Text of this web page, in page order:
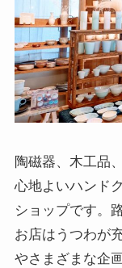
陶磁器、木工品
心地よいハンド
ショップです。
お店はうつわが
やさまざまな企